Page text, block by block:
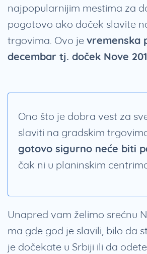
najpopularnijim mestima za
pogotovo ako doček slavite
trgovima. Ovo je vremenska
decembar tj. doček Nove
Ono što je dobra vest za
slaviti na gradskim
gotovo sigurno neće biti
čak ni u planinskim
Unapred vam želimo srećnu
ma gde god je slavili, bilo da
je dočekate u Srbiji ili da